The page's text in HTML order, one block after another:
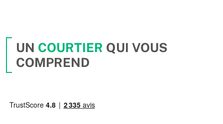
UN COURTIER QUI VOUS
COMPREND